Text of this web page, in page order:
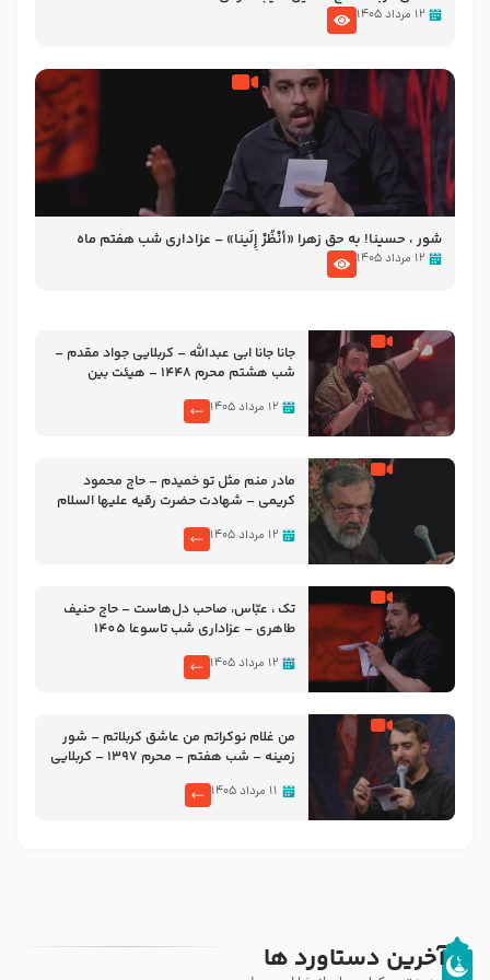
۱۲ مرداد ۱۴۰۵
شور ، حسینا! به‌ حق زهرا «أُنْظُرْ إِلَینا» – عزاداری شب هفتم ماه
محرّم 1405
۱۲ مرداد ۱۴۰۵
جانا جانا ابی عبدالله – کربلایی جواد مقدم –
شب هشتم محرم 1448 – هیئت بین
۱۲ مرداد ۱۴۰۵
مادر منم مثل تو خمیدم – حاج محمود
کریمی – شهادت حضرت رقیه علیها السلام
۱۲ مرداد ۱۴۰۵
تک ، عبّاس، صاحب دل‌هاست – حاج حنیف
طاهری – عزاداری شب تاسوعا 1405
۱۲ مرداد ۱۴۰۵
من غلام نوکراتم من عاشق کربلاتم – شور
زمینه – شب هفتم – محرم 1397 – کربلایی
۱۱ مرداد ۱۴۰۵
آخرین دستاورد ها